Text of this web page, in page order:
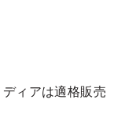
ィアは適格販売